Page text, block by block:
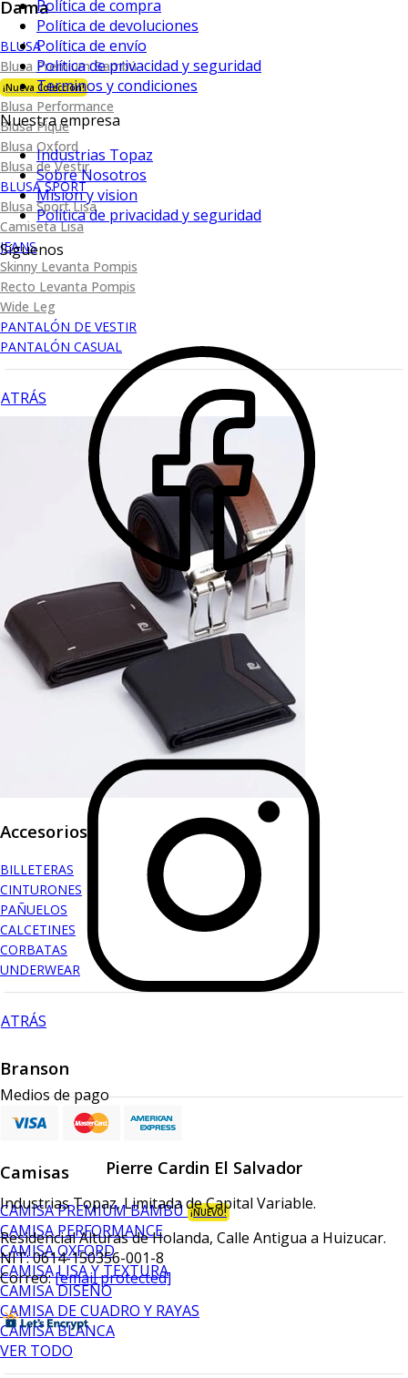
Dama
BLUSA
Blusa Premium Bambú
¡Nueva Colección!
Blusa Performance
Blusa Piqué
Blusa Oxford
Blusa de Vestir
BLUSA SPORT
Blusa Sport Lisa
Camiseta Lisa
JEANS
Skinny Levanta Pompis
Recto Levanta Pompis
Wide Leg
PANTALÓN DE VESTIR
PANTALÓN CASUAL
ATRÁS
Accesorios
BILLETERAS
CINTURONES
PAÑUELOS
CALCETINES
CORBATAS
UNDERWEAR
ATRÁS
Branson
ATRÁS
Camisas
CAMISA PREMIUM BAMBÚ ¡NUEVO!
CAMISA PERFORMANCE
CAMISA OXFORD
CAMISA LISA Y TEXTURA
CAMISA DISEÑO
CAMISA DE CUADRO Y RAYAS
CAMISA BLANCA
VER TODO
Política de compra
Política de devoluciones
Política de envío
Política de privacidad y seguridad
Terminos y condiciones
Nuestra empresa
Industrias Topaz
Sobre Nosotros
Mision y vision
Política de privacidad y seguridad
Síguenos
Medios de pago
Pierre Cardin El Salvador
Industrias Topaz, Limitada de Capital Variable.
Residencial Alturas de Holanda, Calle Antigua a Huizucar.
NIT: 0614-150356-001-8
Correo:[email protected]